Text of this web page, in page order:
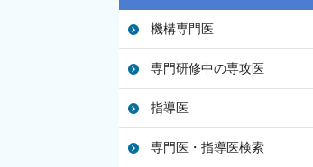
機構専門医
専門研修中の専攻医
指導医
専門医・指導医検索